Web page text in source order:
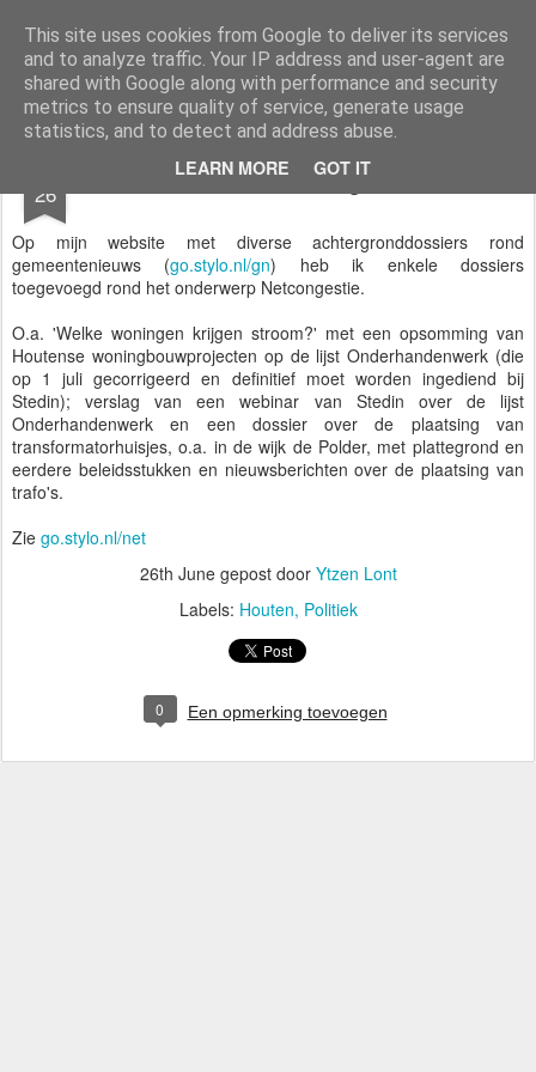
This site uses cookies from Google to deliver its services
and to analyze traffic. Your IP address and user-agent are
shared with Google along with performance and security
metrics to ensure quality of service, generate usage
statistics, and to detect and address abuse.
LEARN MORE GOT IT
Styloblog Stylo is secretariaat en tekstredactie Ytzen Lont
Pages
26 Dossier Netcongestie
Op mijn website met diverse achtergronddossiers rond
gemeentenieuws (go.stylo.nl/gn) heb ik enkele dossiers
toegevoegd rond het onderwerp Netcongestie.
O.a. 'Welke woningen krijgen stroom?' met een opsomming van
Houtense woningbouwprojecten op de lijst Onderhandenwerk (die
op 1 juli gecorrigeerd en definitief moet worden ingediend bij
Stedin); verslag van een webinar van Stedin over de lijst
Onderhandenwerk en een dossier over de plaatsing van
transformatorhuisjes, o.a. in de wijk de Polder, met plattegrond en
eerdere beleidsstukken en nieuwsberichten over de plaatsing van
trafo's.
Zie go.stylo.nl/net
26th Junegepost door Ytzen Lont
Labels: Houten Politiek
0 Een opmerking toevoegen